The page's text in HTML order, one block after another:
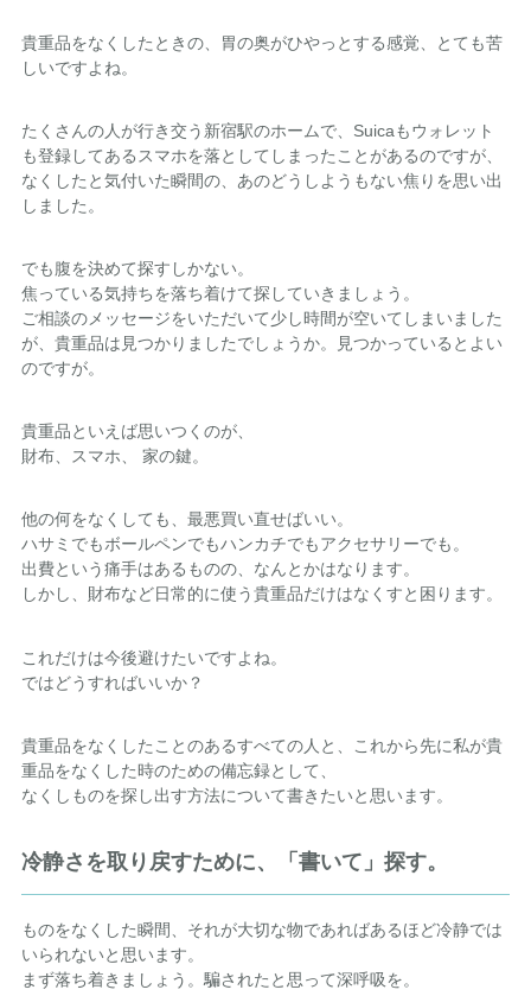
貴重品をなくしたときの、胃の奥がひやっとする感覚、とても苦
しいですよね。
たくさんの人が行き交う新宿駅のホームで、Suicaもウォレット
も登録してあるスマホを落としてしまったことがあるのですが、
なくしたと気付いた瞬間の、あのどうしようもない焦りを思い出
しました。
でも腹を決めて探すしかない。
焦っている気持ちを落ち着けて探していきましょう。
ご相談のメッセージをいただいて少し時間が空いてしまいました
が、貴重品は見つかりましたでしょうか。見つかっているとよい
のですが。
貴重品といえば思いつくのが、
財布、スマホ、 家の鍵。
他の何をなくしても、最悪買い直せばいい。
ハサミでもボールペンでもハンカチでもアクセサリーでも。
出費という痛手はあるものの、なんとかはなります。
しかし、財布など日常的に使う貴重品だけはなくすと困ります。
これだけは今後避けたいですよね。
ではどうすればいいか？
貴重品をなくしたことのあるすべての人と、これから先に私が貴
重品をなくした時のための備忘録として、
なくしものを探し出す方法について書きたいと思います。
冷静さを取り戻すために、「書いて」探す。
ものをなくした瞬間、それが大切な物であればあるほど冷静では
いられないと思います。
まず落ち着きましょう。騙されたと思って深呼吸を。